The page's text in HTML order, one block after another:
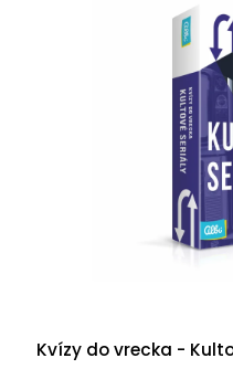
Kvízy do vrecka -